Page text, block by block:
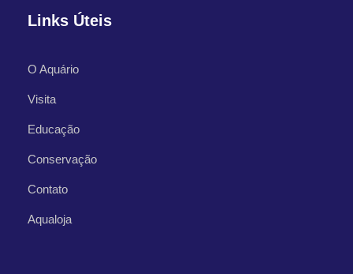
Links Úteis
O Aquário
Visita
Educação
Conservação
Contato
Aqualoja